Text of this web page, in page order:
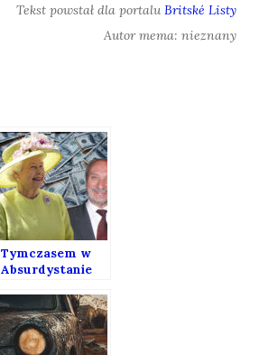
Tekst powstał dla portalu Britské Listy
Autor mema: nieznany
Tymczasem w
Absurdystanie